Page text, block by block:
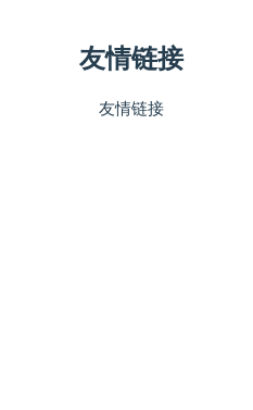
友情链接
友情链接